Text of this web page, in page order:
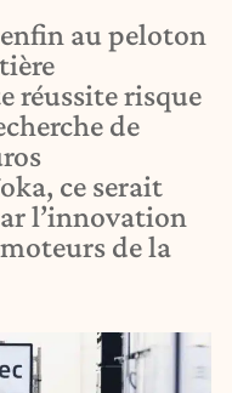
au peloton
réussite risque
de
ce serait
l’innovation
de la